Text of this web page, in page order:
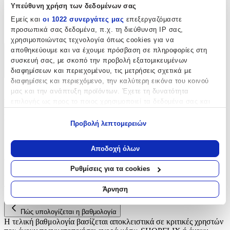
Υπεύθυνη χρήση των δεδομένων σας
Εμείς και οι 1022 συνεργάτες μας επεξεργαζόμαστε
προσωπικά σας δεδομένα, π.χ. τη διεύθυνση IP σας,
χρησιμοποιώντας τεχνολογία όπως cookies για να
αποθηκεύουμε και να έχουμε πρόσβαση σε πληροφορίες στη
συσκευή σας, με σκοπό την προβολή εξατομικευμένων
διαφημίσεων και περιεχομένου, τις μετρήσεις σχετικά με
διαφημίσεις και περιεχόμενο, την καλύτερη εικόνα του κοινού
μας και την ανάπτυξη προϊόντων. Έχετε τη δυνατότητα
Να συλλέξουμε πληροφορίες σχετικά με τη γεωγραφική
σας τοποθεσία, οι οποίες μπορεί να είναι ακριβείς σε
απόσταση μερικών μέτρων
Να αναγνωρίσουμε τη συσκευή σας σαρώνοντας ενεργά
για συγκεκριμένα χαρακτηριστικά (δακτυλικό αποτύπωμα)
Μάθετε περισσότερα σχετικά με τον τρόπο επεξεργασίας των
προσωπικών σας δεδομένων και καθορίστε τις προτιμήσεις σας
στηνενότητα “Λεπτομέρειες”. Μπορείτε να αλλάξετε ή να
ανακαλέσετε τη συγκατάθεσή σας ανά πάσα στιγμή από τη
Προβολή λεπτομερειών
Αποδοχή όλων
Ρυθμίσεις για τα cookies
Άρνηση
Φερμουάρ
Χαρακτηριστικά
+
Χαρακτηριστικά
Αξιολογήσεις
Προς το παρόν δεν υπάρχουν άλλες αξιολογήσεις. Όταν
προστεθούν, θα εμφανιστούν εδώ.
Πώς υπολογίζεται η βαθμολογία
Η τελική βαθμολογία βασίζεται αποκλειστικά σε κριτικές χρηστών